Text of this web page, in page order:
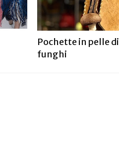
Pochette in pelle di
funghi